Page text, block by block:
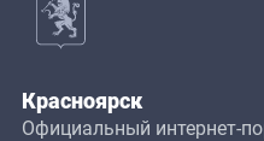
Красноярск
Официальный интернет-